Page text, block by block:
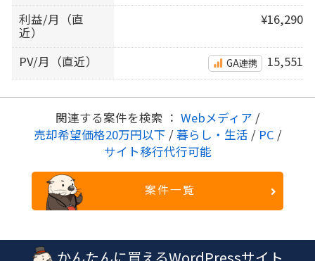
利益/月（直
近）
¥16,290
PV/月（直近） GA連携 15,551
関連する案件を検索 ： Webメディア /
売却希望価格20万円以下 / 暮らし・生活 / PC /
サイト移行代行可能
案件一覧